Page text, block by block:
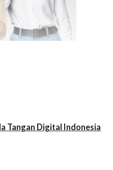
Tangan Digital Indonesia